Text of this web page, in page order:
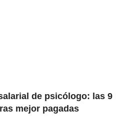
de psicólogo: las 9
mejor pagadas